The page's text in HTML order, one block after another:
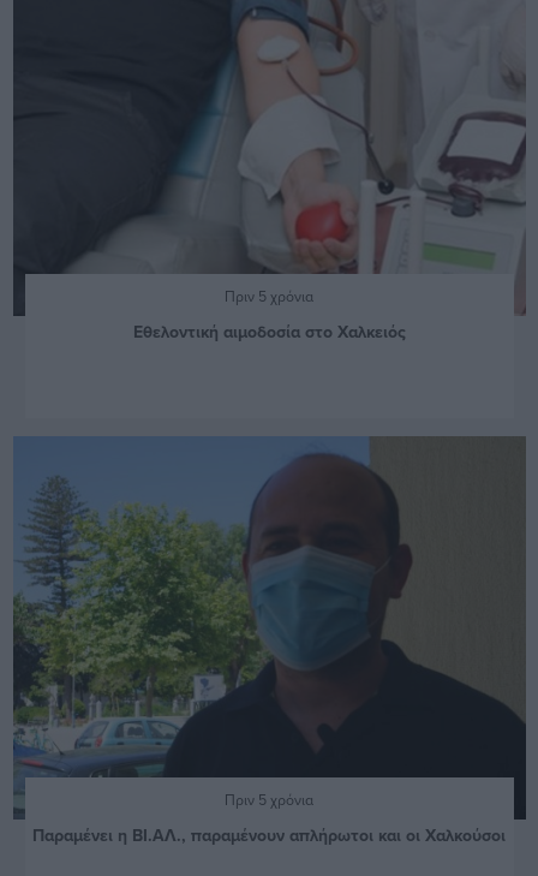
Πριν 5 χρόνια
Εθελοντική αιμοδοσία στο Χαλκειός
Πριν 5 χρόνια
Παραμένει η ΒΙ.ΑΛ., παραμένουν απλήρωτοι και οι Χαλκούσοι